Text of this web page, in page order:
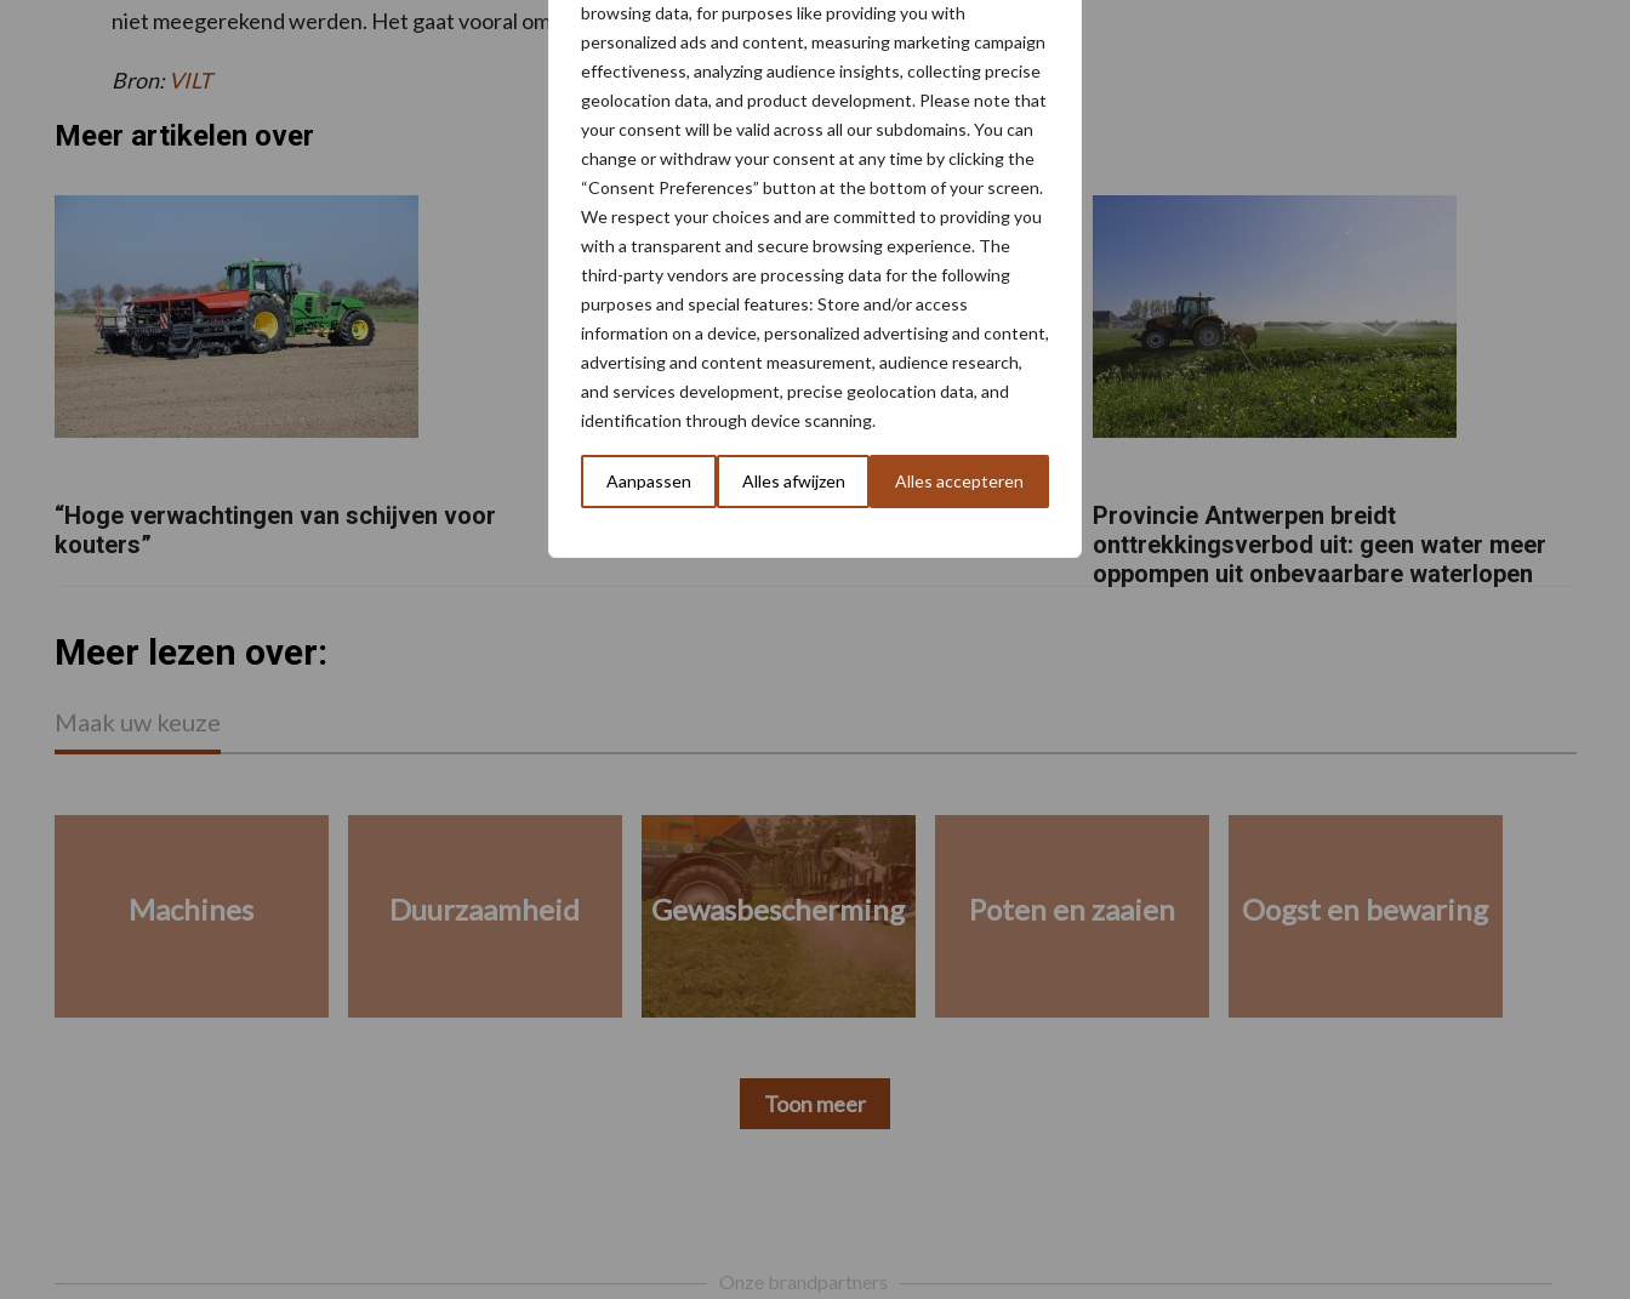
browsing data, for purposes like providing you with
personalized ads and content, measuring marketing campaign
effectiveness, analyzing audience insights, collecting precise
geolocation data, and product development. Please note that
your consent will be valid across all our subdomains. You can
change or withdraw your consent at any time by clicking the
“Consent Preferences” button at the bottom of your screen.
We respect your choices and are committed to providing you
with a transparent and secure browsing experience. The
third-party vendors are processing data for the following
purposes and special features: Store and/or access
information on a device, personalized advertising and content,
advertising and content measurement, audience research,
and services development, precise geolocation data, and
identification through device scanning.
Aanpassen Alles afwijzen Alles accepteren
niet meegerekend werden. Het gaat vooral om tijdelijk en blijvend grasland (bijna 12.000 ha).
Bron: VILT
Meer artikelen over
“Hoge verwachtingen van schijven voor
kouters”
Nieuwe compacte gedragen
Provincie Antwerpen breidt
onttrekkingsverbod uit: geen water meer
oppompen uit onbevaarbare waterlopen
Meer lezen over:
Maak uw keuze
Machines Duurzaamheid Gewasbescherming Poten en zaaien Oogst en bewaring
Toon meer
Onze brandpartners